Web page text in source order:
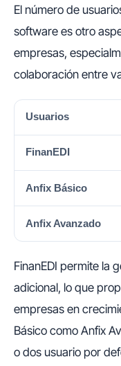
El número de
software es otro
empresas,
colaboración entre
USUARIOS
FinanEDI permite la
adicional, lo que
empresas en
Básico como Anfix
o dos usuario por